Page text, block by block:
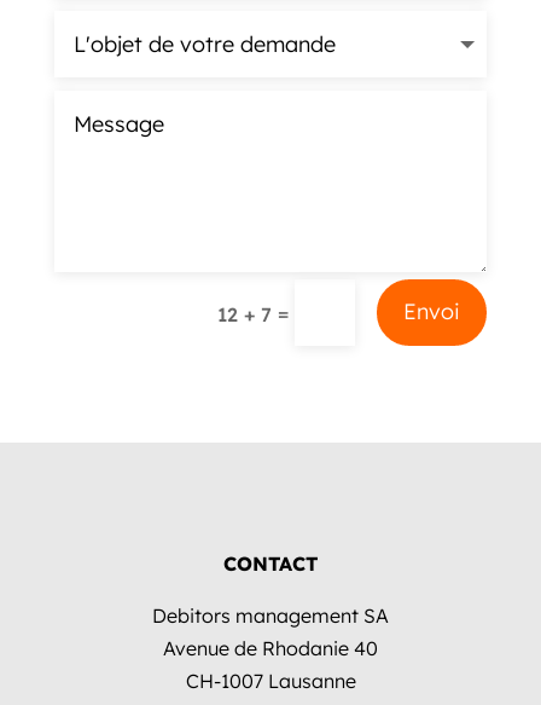
12 + 7 = Envoi
CONTACT
Debitors management SA
Avenue de Rhodanie 40
CH-1007 Lausanne